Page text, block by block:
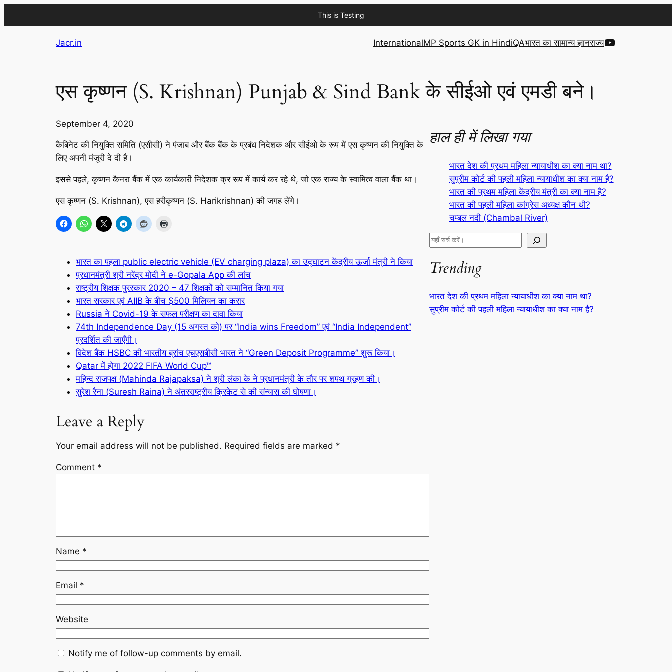
This is Testing
Jacr.in InternationalMP Sports GK in HindiQAभारत का सामान्य ज्ञानराज्यYouTube
एस कृष्णन (S. Krishnan) Punjab & Sind Bank के सीईओ एवं एमडी बने।
September 4, 2020
कैबिनेट की नियुक्ति समिति (एसीसी) ने पंजाब और बैंक बैंक के प्रबंध निदेशक और सीईओ के रूप में एस कृष्णन की नियुक्ति के
लिए अपनी मंजूरी दे दी है।
इससे पहले, कृष्णन कैनरा बैंक में एक कार्यकारी निदेशक क्र रूप में कार्य कर रहे थे, जो एक राज्य के स्वामित्व वाला बैंक था।
एस कृष्णन (S. Krishnan), एस हरीकृष्णन (S. Harikrishnan) की जगह लेंगे।
भारत का पहला public electric vehicle (EV charging plaza) का उद्घाटन केंद्रीय ऊर्जा मंत्री ने किया
प्रधानमंत्री श्री नरेंद्र मोदी ने e-Gopala App की लांच
राष्ट्रीय शिक्षक पुरस्कार 2020 – 47 शिक्षकों को सम्मानित किया गया
भारत सरकार एवं AIIB के बीच $500 मिलियन का करार
Russia ने Covid-19 के सफल परीक्षण का दावा किया
74th Independence Day (15 अगस्त को) पर “India wins Freedom” एवं “India Independent”
प्रदर्शित की जाएँगी।
विदेश बैंक HSBC की भारतीय ब्रांच एचएसबीसी भारत ने “Green Deposit Programme” शुरू किया।
Qatar में होगा 2022 FIFA World Cup™
महिन्द राजपक्ष (Mahinda Rajapaksa) ने श्री लंका के ने प्रधानमंत्री के तौर पर शपथ ग्रहण की।
सुरेश रैना (Suresh Raina) ने अंतरराष्ट्रीय क्रिकेट से की संन्यास की घोषणा।
Leave a Reply
Your email address will not be published. Required fields are marked *
Comment *
Name *
Email *
Website
Notify me of follow-up comments by email.
हाल ही में लिखा गया
भारत देश की प्रथम महिला न्यायाधीश का क्या नाम था?
सुप्रीम कोर्ट की पहली महिला न्यायाधीश का क्या नाम है?
भारत की प्रथम महिला केंद्रीय मंत्री का क्या नाम है?
भारत की पहली महिला कांग्रेस अध्यक्ष कौन थी?
चम्बल नदी (Chambal River)
S
a
h
Trending
भारत देश की प्रथम महिला न्यायाधीश का क्या नाम था?
सुप्रीम कोर्ट की पहली महिला न्यायाधीश का क्या नाम है?